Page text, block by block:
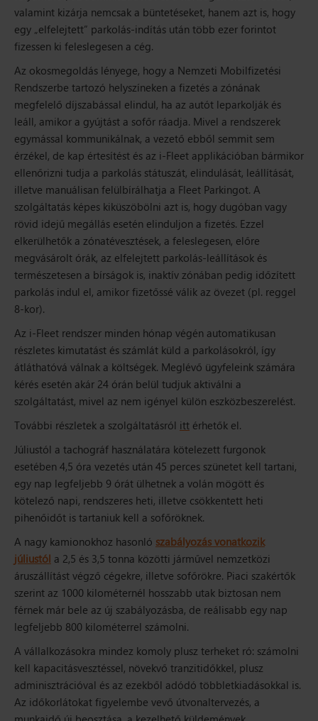
valamint kizárja nemcsak a büntetéseket, hanem azt is, hogy
egy „elfelejtett” parkolás-indítás után több ezer forintot
fizessen ki feleslegesen a cég.
Az okosmegoldás lényege, hogy a Nemzeti Mobilfizetési
Rendszerbe tartozó helyszíneken a fizetés a zónának
megfelelő díjszabással elindul, ha az autót leparkolják és
leáll, amikor a gyújtást a sofőr ráadja. Mivel a rendszerek
egymással kommunikálnak, a vezető ebből semmit sem
érzékel, de kap értesítést és az i-Fleet applikációban bármikor
ellenőrizni tudja a parkolás státuszát, elindulását, leállítását,
illetve manuálisan felülbírálhatja a Fleet Parkingot. A
szolgáltatás képes kiküszöbölni azt is, hogy dugóban vagy
rövid idejű megállás esetén elinduljon a fizetés. Ezzel
elkerülhetők a zónatévesztések, a feleslegesen, előre
megvásárolt órák, az elfelejtett parkolás-leállítások és
természetesen a bírságok is, inaktív zónában pedig időzített
parkolás indul el, amikor fizetőssé válik az övezet (pl. reggel
8-kor).
Az i-Fleet rendszer minden hónap végén automatikusan
részletes kimutatást és számlát küld a parkolásokról, így
átláthatóvá válnak a költségek. Meglévő ügyfeleink számára
kérés esetén akár 24 órán belül tudjuk aktiválni a
szolgáltatást, mivel az nem igényel külön eszközbeszerelést.
További részletek a szolgáltatásról itt érhetők el.
Júliustól a tachográf használatára kötelezett furgonok
esetében 4,5 óra vezetés után 45 perces szünetet kell tartani,
egy nap legfeljebb 9 órát ülhetnek a volán mögött és
kötelező napi, rendszeres heti, illetve csökkentett heti
pihenőidőt is tartaniuk kell a sofőröknek.
A nagy kamionokhoz hasonló szabályozás vonatkozik
júliustól a 2,5 és 3,5 tonna közötti járművel nemzetközi
áruszállítást végző cégekre, illetve sofőrökre. Piaci szakértők
szerint az 1000 kilométernél hosszabb utak biztosan nem
férnek már bele az új szabályozásba, de reálisabb egy nap
legfeljebb 800 kilométerrel számolni.
A vállalkozásokra mindez komoly plusz terheket ró: számolni
kell kapacitásvesztéssel, növekvő tranzitidőkkel, plusz
adminisztrációval és az ezekből adódó többletkiadásokkal is.
Az időkorlátokat figyelembe vevő útvonaltervezés, a